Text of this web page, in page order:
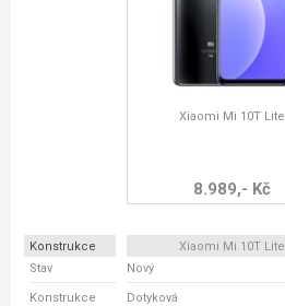
Xiaomi Mi 10T Lite
8.989,- Kč
Konstrukce Xiaomi Mi 10T Lite
Stav
Nový
Konstrukce Dotyková